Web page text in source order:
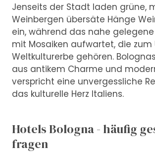
Jenseits der Stadt laden grüne,
Weinbergen übersäte Hänge
ein, während das nahe
mit Mosaiken aufwartet, die zum
Weltkulturerbe gehören.
aus antikem Charme und
verspricht eine unvergessliche
das kulturelle Herz Italiens.
Hotels Bologna - häufig
fragen